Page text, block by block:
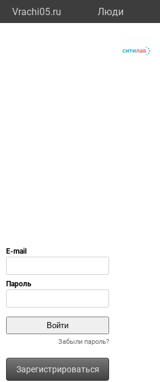
Vrachi05.ru Люди
Забыли пароль?
Зарегистрироваться